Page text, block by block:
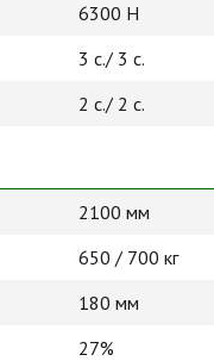
6300 Н
3 с./ 3 с.
2 с./ 2 с.
2100 мм
650 / 700 кг
180 мм
27%